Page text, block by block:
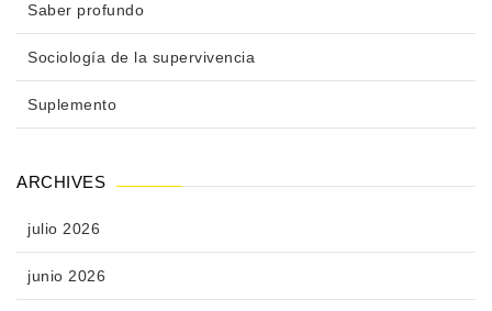
Saber profundo
Sociología de la supervivencia
Suplemento
ARCHIVES
julio 2026
junio 2026